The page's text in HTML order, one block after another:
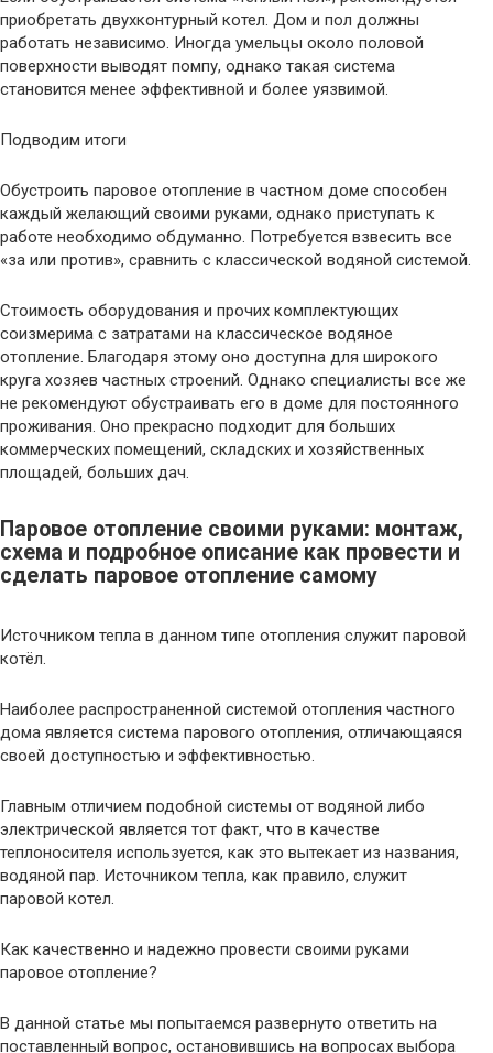
приобретать двухконтурный котел. Дом и пол должны
работать независимо. Иногда умельцы около половой
поверхности выводят помпу, однако такая система
становится менее эффективной и более уязвимой.
Подводим итоги
Обустроить паровое отопление в частном доме способен
каждый желающий своими руками, однако приступать к
работе необходимо обдуманно. Потребуется взвесить все
«за или против», сравнить с классической водяной системой.
Стоимость оборудования и прочих комплектующих
соизмерима с затратами на классическое водяное
отопление. Благодаря этому оно доступна для широкого
круга хозяев частных строений. Однако специалисты все же
не рекомендуют обустраивать его в доме для постоянного
проживания. Оно прекрасно подходит для больших
коммерческих помещений, складских и хозяйственных
площадей, больших дач.
Паровое отопление своими руками: монтаж,
схема и подробное описание как провести и
сделать паровое отопление самому
Источником тепла в данном типе отопления служит паровой
котёл.
Наиболее распространенной системой отопления частного
дома является система парового отопления, отличающаяся
своей доступностью и эффективностью.
Главным отличием подобной системы от водяной либо
электрической является тот факт, что в качестве
теплоносителя используется, как это вытекает из названия,
водяной пар. Источником тепла, как правило, служит
паровой котел.
Как качественно и надежно провести своими руками
паровое отопление?
В данной статье мы попытаемся развернуто ответить на
поставленный вопрос, остановившись на вопросах выбора